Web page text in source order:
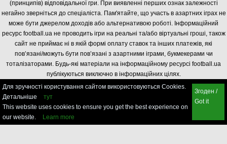
(принципів) відповідальної гри. При виявленні перших ознак залежності
негайно зверніться до спеціаліста. Пам'ятайте, що участь в азартних іграх не
може бути джерелом доходів або альтернативою роботі. Інформаційний
ресурс football.ua не проводить ігри на реальні та/або віртуальні гроші, також
сайт не приймає ні в якій формі оплату ставок та інших платежів, які
пов’язані/можуть бути пов’язані з азартними іграми, букмекерами чи
тоталізаторами. Будь-які матеріали на інформаційному ресурсі football.ua
публікуються виключно в інформаційних цілях.
Для зручності користування сайтом використовуються Cookies.
Детальніше
тут
This website uses cookies to ensure you get the best experience on
our website.
Learn more
Згоден /
Got it